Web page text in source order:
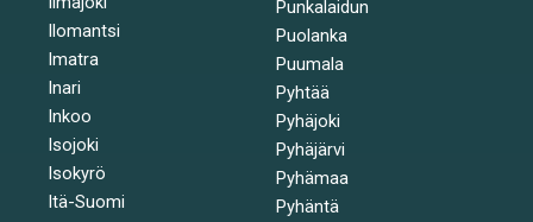
Ilomantsi
Imatra
Inari
Inkoo
Isojoki
Isokyrö
Itä-Suomi
Punkalaidun
Puolanka
Puumala
Pyhtää
Pyhäjoki
Pyhäjärvi
Pyhämaa
Pyhäntä